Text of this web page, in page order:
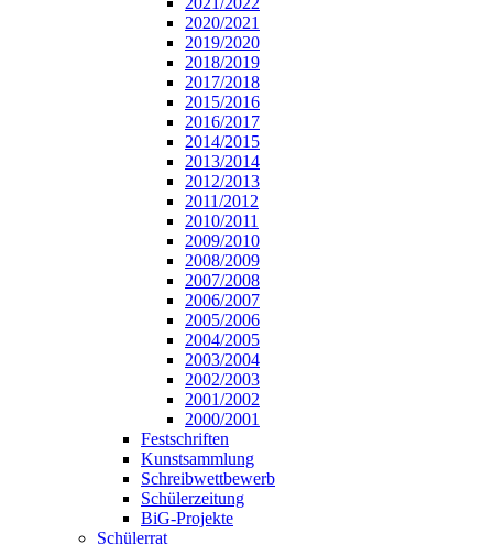
2020/2021
2019/2020
2018/2019
2017/2018
2015/2016
2016/2017
2014/2015
2013/2014
2012/2013
2011/2012
2010/2011
2009/2010
2008/2009
2007/2008
2006/2007
2005/2006
2004/2005
2003/2004
2002/2003
2001/2002
2000/2001
Festschriften
Kunstsammlung
Schreibwettbewerb
Schülerzeitung
BiG-Projekte
Schülerrat